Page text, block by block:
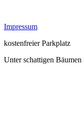
Impressum
kostenfreier Parkplatz
Unter schattigen